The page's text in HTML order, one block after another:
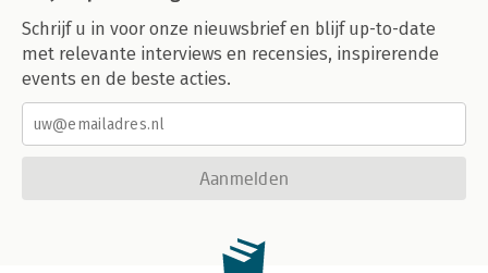
Schrijf u in voor onze nieuwsbrief en blijf up-to-date
met relevante interviews en recensies, inspirerende
events en de beste acties.
Aanmelden